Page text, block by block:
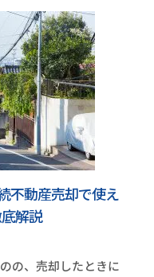
不動産売却で使え
解説
の、売却したときに